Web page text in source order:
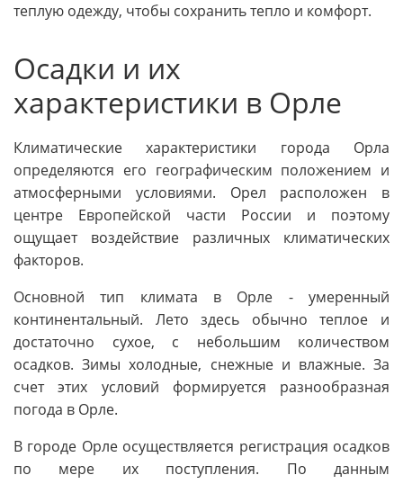
теплую одежду, чтобы сохранить тепло и комфорт.
Осадки и их
характеристики в Орле
Климатические характеристики города Орла
определяются его географическим положением и
атмосферными условиями. Орел расположен в
центре Европейской части России и поэтому
ощущает воздействие различных климатических
факторов.
Основной тип климата в Орле - умеренный
континентальный. Лето здесь обычно теплое и
достаточно сухое, с небольшим количеством
осадков. Зимы холодные, снежные и влажные. За
счет этих условий формируется разнообразная
погода в Орле.
В городе Орле осуществляется регистрация осадков
по мере их поступления. По данным